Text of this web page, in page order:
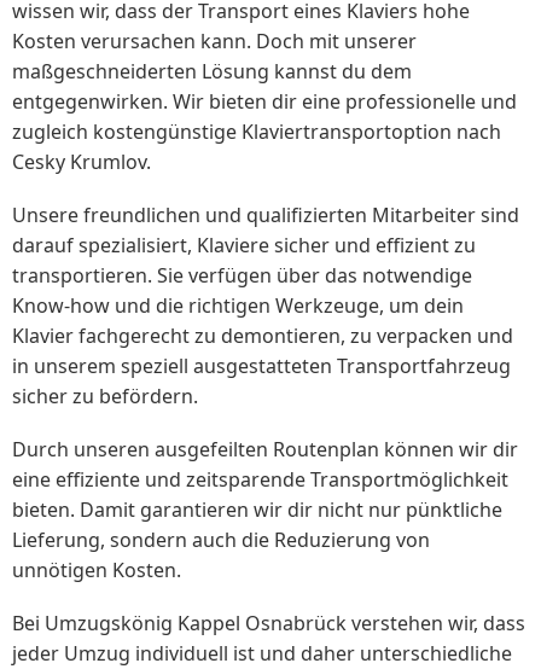
wissen wir, dass der Transport eines Klaviers hohe
Kosten verursachen kann. Doch mit unserer
maßgeschneiderten Lösung kannst du dem
entgegenwirken. Wir bieten dir eine professionelle und
zugleich kostengünstige Klaviertransportoption nach
Cesky Krumlov.
Unsere freundlichen und qualifizierten Mitarbeiter sind
darauf spezialisiert, Klaviere sicher und effizient zu
transportieren. Sie verfügen über das notwendige
Know-how und die richtigen Werkzeuge, um dein
Klavier fachgerecht zu demontieren, zu verpacken und
in unserem speziell ausgestatteten Transportfahrzeug
sicher zu befördern.
Durch unseren ausgefeilten Routenplan können wir dir
eine effiziente und zeitsparende Transportmöglichkeit
bieten. Damit garantieren wir dir nicht nur pünktliche
Lieferung, sondern auch die Reduzierung von
unnötigen Kosten.
Bei Umzugskönig Kappel Osnabrück verstehen wir, dass
jeder Umzug individuell ist und daher unterschiedliche